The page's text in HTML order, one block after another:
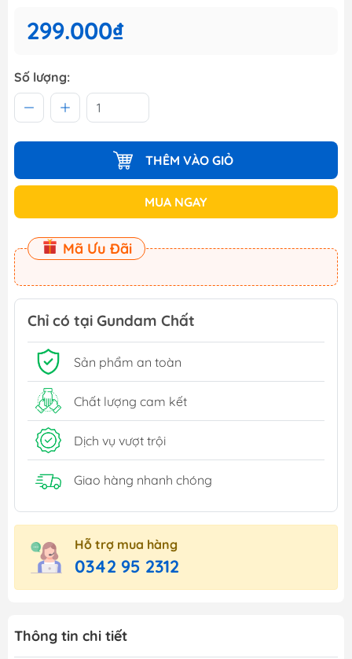
299.000₫
Số lượng:
THÊM VÀO GIỎ
MUA NGAY
Mã Ưu Đãi
Chỉ có tại Gundam Chất
Sản phẩm an toàn
Chất lượng cam kết
Dịch vụ vượt trội
Giao hàng nhanh chóng
Hỗ trợ mua hàng
0342 95 2312
Thông tin chi tiết